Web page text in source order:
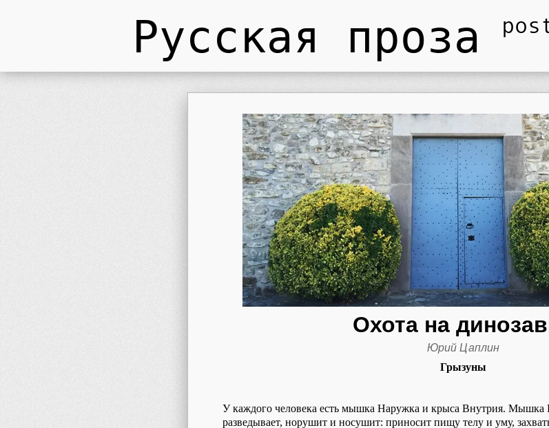
Русская проза
Охота на
Юрий Цаплин
Грызуны
У каждого человека есть мышка Наружка и крыса Внутрия. Мышка
разведывает, норушит и носушит: приносит пищу телу и уму,